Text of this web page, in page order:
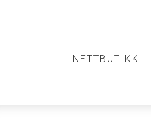
NETTBUTIKK